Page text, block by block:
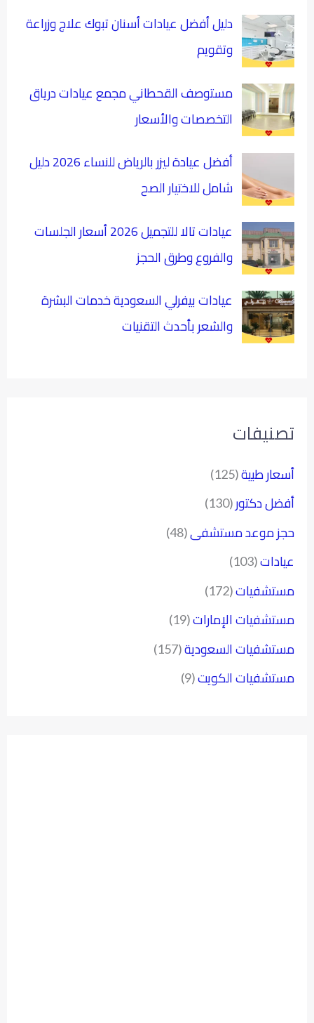
دليل أفضل عيادات أسنان تبوك علاج وزراعة
وتقويم
مستوصف القحطاني مجمع عيادات درياق
التخصصات والأسعار
أفضل عيادة ليزر بالرياض للنساء 2026 دليل
شامل للاختيار الصح
عيادات تالا للتجميل 2026 أسعار الجلسات
والفروع وطرق الحجز
عيادات بيفرلي السعودية خدمات البشرة
والشعر بأحدث التقنيات
تصنيفات
أسعار طبية(125)
أفضل دكتور(130)
حجز موعد مستشفى(48)
عيادات(103)
مستشفيات(172)
مستشفيات الإمارات(19)
مستشفيات السعودية(157)
مستشفيات الكويت(9)